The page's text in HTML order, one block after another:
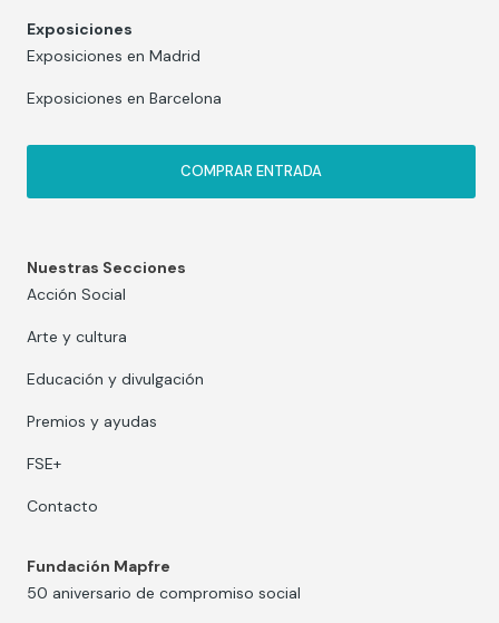
Exposiciones
Exposiciones en Madrid
Exposiciones en Barcelona
COMPRAR ENTRADA
Nuestras Secciones
Acción Social
Arte y cultura
Educación y divulgación
Premios y ayudas
FSE+
Contacto
Fundación Mapfre
50 aniversario de compromiso social